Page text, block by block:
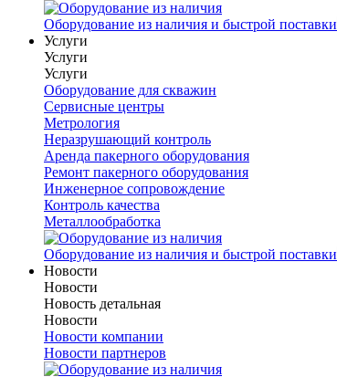
Оборудование из наличия и быстрой поставки
Услуги
Услуги
Услуги
Оборудование для скважин
Сервисные центры
Метрология
Неразрушающий контроль
Аренда пакерного оборудования
Ремонт пакерного оборудования
Инженерное сопровождение
Контроль качества
Металлообработка
Оборудование из наличия и быстрой поставки
Новости
Новости
Новость детальная
Новости
Новости компании
Новости партнеров